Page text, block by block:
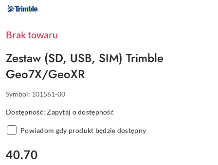
NAZWA
PRODUCENTA:
Brak towaru
Zestaw (SD, USB, SIM) Trimble
Geo7X/GeoXR
Symbol: 101561-00
Dostępność:Zapytaj o dostępność
Powiadom gdy produkt będzie dostępny
cena:
40.70